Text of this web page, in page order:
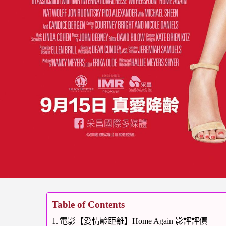
Table of Contents
電影【愛情齡距離】Home Again 影評評價